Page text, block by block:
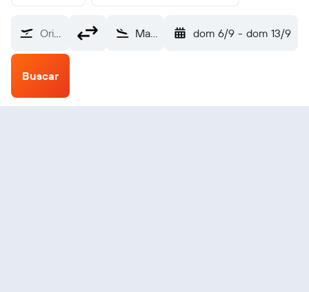
Origem Makemo (MKP) dom 6/9 - dom 13/9
Buscar